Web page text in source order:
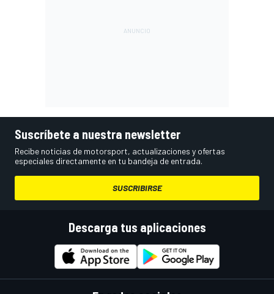
Suscríbete a nuestra newsletter
Recibe noticias de motorsport, actualizaciones y ofertas
especiales directamente en tu bandeja de entrada.
SUSCRIBIRSE
Descarga tus aplicaciones